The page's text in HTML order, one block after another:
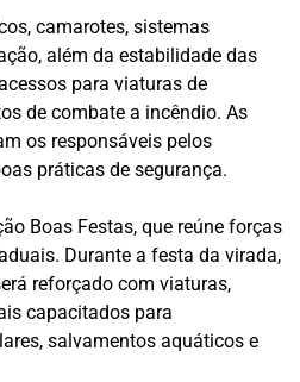
camarotes, sistemas
além da estabilidade das
para viaturas de
de combate a incêndio. As
os responsáveis pelos
práticas de segurança.
Boas Festas, que reúne forças
Durante a festa da virada,
reforçado com viaturas,
capacitados para
salvamentos aquáticos e